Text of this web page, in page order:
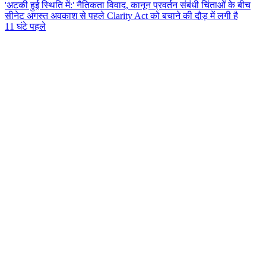
'अटकी हुई स्थिति में:' नैतिकता विवाद, कानून प्रवर्तन संबंधी चिंताओं के बीच
सीनेट अगस्त अवकाश से पहले Clarity Act को बचाने की दौड़ में लगी है
11 घंटे पहले